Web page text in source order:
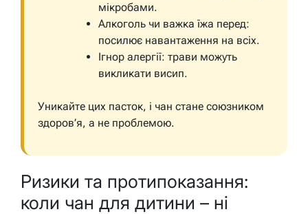
мікробами.
Алкоголь чи важка їжа перед:
посилює навантаження на всіх.
Ігнор алергії: трави можуть
викликати висип.
Уникайте цих пасток, і чан стане союзником
здоров’я, а не проблемою.
Ризики та протипоказання:
коли чан для дитини – ні